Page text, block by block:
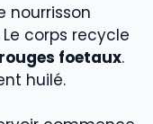
nourrisson
corps recycle
foetaux.
huilé.